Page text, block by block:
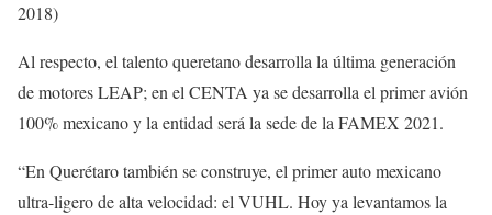
2018)
Al respecto, el talento queretano desarrolla la última generación
de motores LEAP; en el CENTA ya se desarrolla el primer avión
100% mexicano y la entidad será la sede de la FAMEX 2021.
“En Querétaro también se construye, el primer auto mexicano
ultra-ligero de alta velocidad: el VUHL. Hoy ya levantamos la